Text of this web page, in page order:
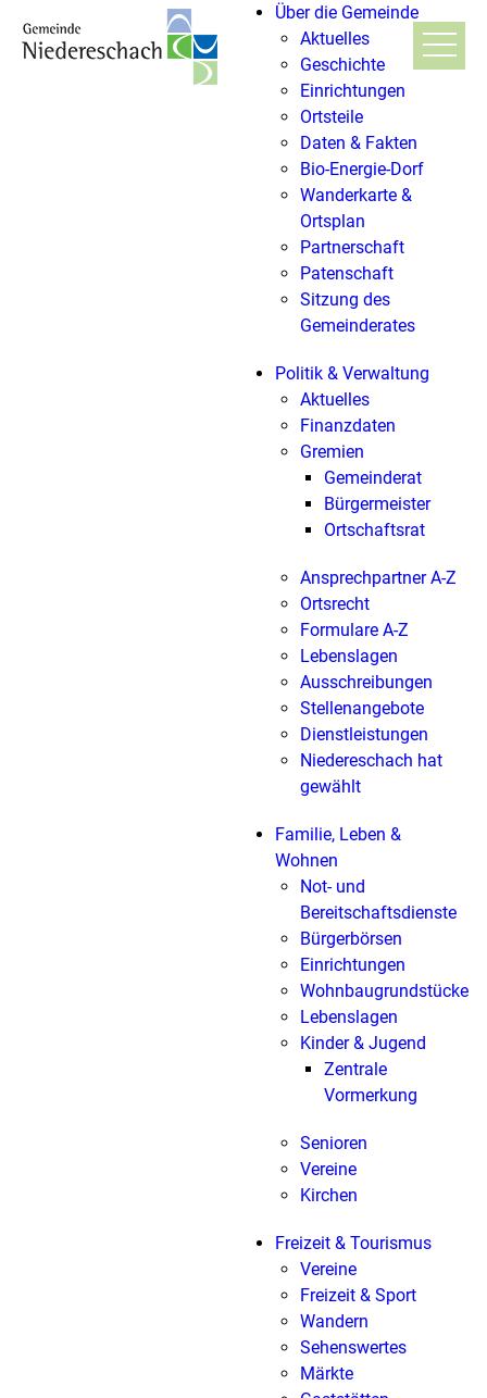
Über die Gemeinde
Aktuelles
Geschichte
Einrichtungen
Ortsteile
Daten & Fakten
Bio-Energie-Dorf
Wanderkarte &
Ortsplan
Partnerschaft
Patenschaft
Sitzung des
Gemeinderates
Politik & Verwaltung
Aktuelles
Finanzdaten
Gremien
Gemeinderat
Bürgermeister
Ortschaftsrat
Ansprechpartner A-Z
Ortsrecht
Formulare A-Z
Lebenslagen
Ausschreibungen
Stellenangebote
Dienstleistungen
Niedereschach hat
gewählt
Familie, Leben &
Wohnen
Not- und
Bereitschaftsdienste
Bürgerbörsen
Einrichtungen
Wohnbaugrundstücke
Lebenslagen
Kinder & Jugend
Zentrale
Vormerkung
Senioren
Vereine
Kirchen
Freizeit & Tourismus
Vereine
Freizeit & Sport
Wandern
Sehenswertes
Märkte